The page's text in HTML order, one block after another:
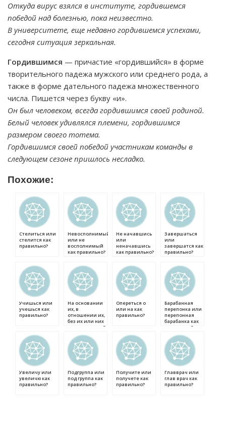
Откуда вирус взялся в институте, гордившемся
победой над болезнью, пока неизвестно.
В университете, еще недавно гордившемся успехами,
сегодня ситуация зеркальная.
Гордившимся — причастие «гордившийся» в форме
творительного падежа мужского или среднего рода, а
также в форме дательного падежа множественного
числа. Пишется через букву «и».
Он был человеком, всегда гордившимся своей родиной.
Белый человек удивлялся племени, гордившимся
размером своего тотема.
Гордившимся своей победой участникам команды в
следующем сезоне пришлось несладко.
Похожие:
Стелиться или
стелится как
правильно?
Невосполнимый
или не
восполнимый
как правильно?
Не начавшись
или
неначавшись
как правильно?
Завершаться
или
завершатся как
правильно?
Учишься или
учешься как
правильно?
На основании
их, в
отношении их,
без их или них
как правильно?
Опереться о
или на как
правильно?
Барабанная
перепонка или
перепонная
барабанка как
правильно?
Увеличу или
увеличю как
правильно?
Подгруппа или
под группа как
правильно?
Получите или
получете как
правильно?
Главврач или
глав врач как
правильно?